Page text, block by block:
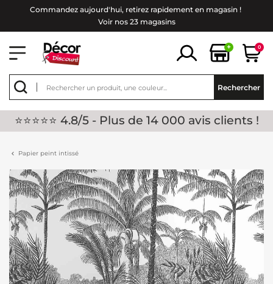
Commandez aujourd'hui, retirez rapidement en magasin !
Voir nos 23 magasins
+ 0
Rechercher
⭐⭐⭐⭐⭐ 4.8/5 - Plus de 14 000 avis clients !
Papier peint intissé